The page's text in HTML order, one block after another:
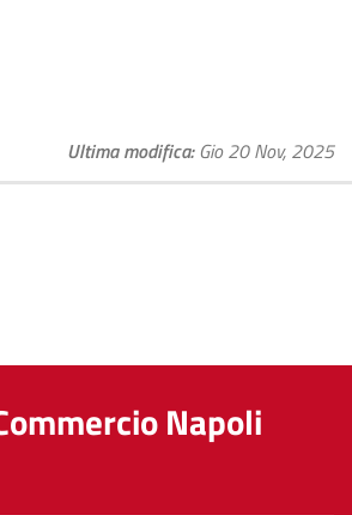
Ultima modifica Gio 20 Nov, 2025
Napoli